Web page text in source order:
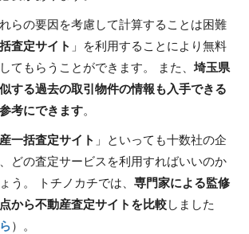
らの要因を考慮して計算することは困難
査定サイト 」を利用することにより無料
てもらうことができます。 また、埼玉県
する過去の取引物件の情報も入手できる
考にできます。
一括査定サイト 」といっても十数社の企
どの査定サービスを利用すればいいのか
う。 トチノカチでは、 専門家による監修
から不動産査定サイトを比較 しました
）。